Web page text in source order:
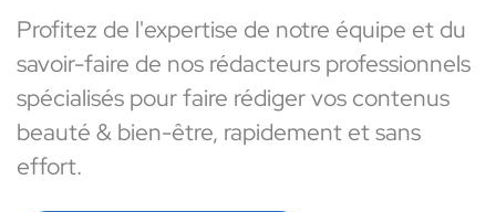
Profitez de l'expertise de notre équipe et du
savoir-faire de nos rédacteurs professionnels
spécialisés pour faire rédiger vos contenus
beauté & bien-être, rapidement et sans
effort.